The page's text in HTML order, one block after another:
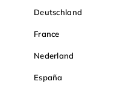
Deutschland
France
Nederland
España